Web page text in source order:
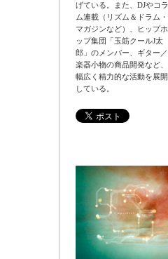
げている。また、DJやコラ
ム連載（リズム＆ドラム・
マガジンなど）、ヒップホ
ップ集団「玉筋クールJ太
郎」のメンバー、ギター／
楽器小物の商品開発など、
幅広く精力的な活動を展開
している。